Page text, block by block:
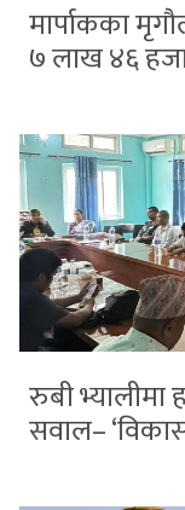
मार्पाकका
७ लाख ४६
रुबी भ्यालीमा
सवाल–